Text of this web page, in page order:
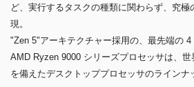
ど、実行するタスクの種類に関わらず、究
現。
"Zen 5"アーキテクチャー採用の、最先端の
AMD Ryzen 9000 シリーズプロセッサは、
を備えたデスクトッププロセッサのラインナ